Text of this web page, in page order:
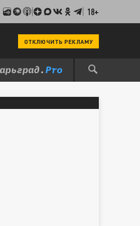
18+
ОТКЛЮЧИТЬ РЕКЛАМУ